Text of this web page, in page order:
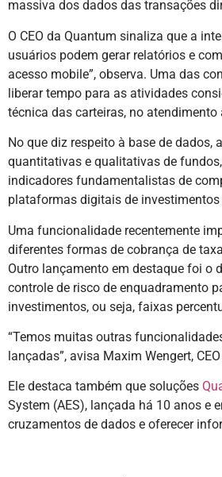
massiva dos dados das transações
O CEO da Quantum sinaliza que a
usuários podem gerar relatórios e
acesso mobile”, observa. Uma das
liberar tempo para as atividades
técnica das carteiras, no atendimento
No que diz respeito à base de
quantitativas e qualitativas de
indicadores fundamentalistas de
plataformas digitais de
Uma funcionalidade recentemente
diferentes formas de cobrança de
Outro lançamento em destaque foi o
controle de risco de enquadramento
investimentos, ou seja, faixas
“Temos muitas outras
lançadas”, avisa Maxim Wengert,
Ele destaca também que soluções
System (AES), lançada há 10 anos e
cruzamentos de dados e oferecer